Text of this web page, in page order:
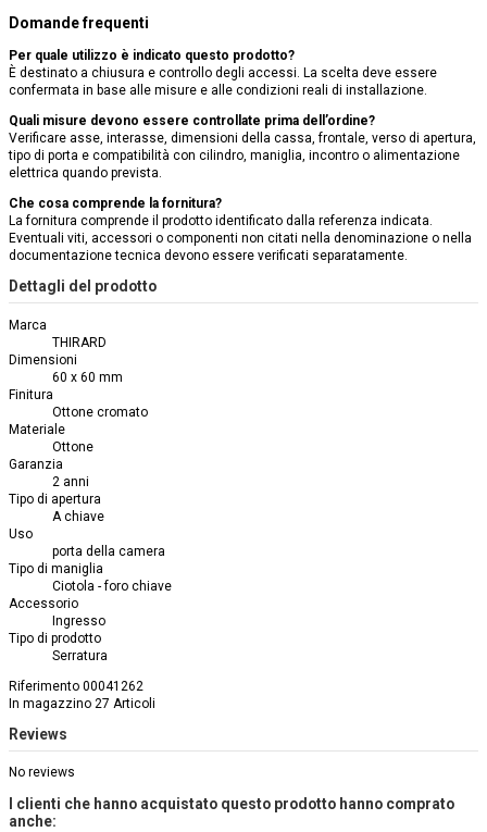
Domande frequenti
Per quale utilizzo è indicato questo prodotto?
È destinato a chiusura e controllo degli accessi. La scelta deve essere
confermata in base alle misure e alle condizioni reali di installazione.
Quali misure devono essere controllate prima dell’ordine?
Verificare asse, interasse, dimensioni della cassa, frontale, verso di apertura,
tipo di porta e compatibilità con cilindro, maniglia, incontro o alimentazione
elettrica quando prevista.
Che cosa comprende la fornitura?
La fornitura comprende il prodotto identificato dalla referenza indicata.
Eventuali viti, accessori o componenti non citati nella denominazione o nella
documentazione tecnica devono essere verificati separatamente.
Dettagli del prodotto
Marca
THIRARD
Dimensioni
60 x 60 mm
Finitura
Ottone cromato
Materiale
Ottone
Garanzia
2 anni
Tipo di apertura
A chiave
Uso
porta della camera
Tipo di maniglia
Ciotola - foro chiave
Accessorio
Ingresso
Tipo di prodotto
Serratura
Riferimento 00041262
In magazzino 27 Articoli
Reviews
No reviews
I clienti che hanno acquistato questo prodotto hanno comprato
anche: